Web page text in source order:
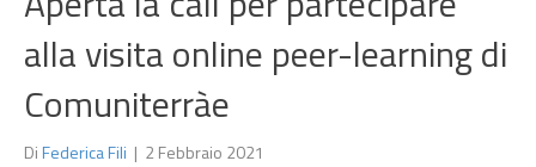
alla visita online peer-learning di
Comuniterràe
DiFederica Fili | 2 Febbraio 2021